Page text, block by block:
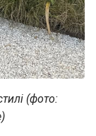
(фото: